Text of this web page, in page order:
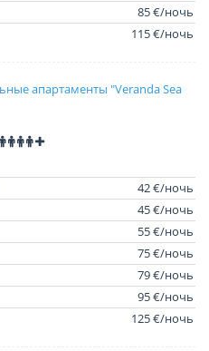
85 €/ночь
115 €/ночь
апартаменты "Veranda Sea
42 €/ночь
45 €/ночь
55 €/ночь
75 €/ночь
79 €/ночь
95 €/ночь
125 €/ночь